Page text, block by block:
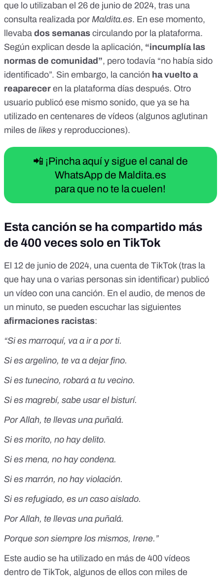
que lo utilizaban el 26 de junio de 2024, tras una
consulta realizada por Maldita.es. En ese momento,
llevaba dos semanas circulando por la plataforma.
Según explican desde la aplicación, “incumplía las
normas de comunidad”, pero todavía “no había sido
identificado”. Sin embargo, la canción ha vuelto a
reaparecer en la plataforma días después. Otro
usuario publicó ese mismo sonido, que ya se ha
utilizado en centenares de vídeos (algunos aglutinan
miles de likes y reproducciones).
📲 ¡Pincha aquí y sigue el canal de
WhatsApp de Maldita.es
para que no te la cuelen!
Esta canción se ha compartido más
de 400 veces solo en TikTok
El 12 de junio de 2024, una cuenta de TikTok (tras la
que hay una o varias personas sin identificar) publicó
un vídeo con una canción. En el audio, de menos de
un minuto, se pueden escuchar las siguientes
afirmaciones racistas:
“Si es marroquí, va a ir a por ti.
Si es argelino, te va a dejar fino.
Si es tunecino, robará a tu vecino.
Si es magrebí, sabe usar el bisturí.
Por Allah, te llevas una puñalá.
Si es morito, no hay delito.
Si es mena, no hay condena.
Si es marrón, no hay violación.
Si es refugiado, es un caso aislado.
Por Allah, te llevas una puñalá.
Porque son siempre los mismos, Irene.”
Este audio se ha utilizado en más de 400 vídeos
dentro de TikTok, algunos de ellos con miles de